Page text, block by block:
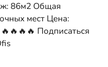
86м2 Общая
мест Цена:
Подписаться